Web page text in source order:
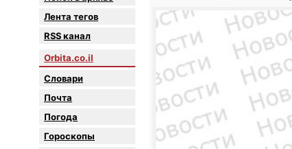
Лента тегов
RSS канал
Orbita.co.il
Словари
Почта
Погода
Гороскопы